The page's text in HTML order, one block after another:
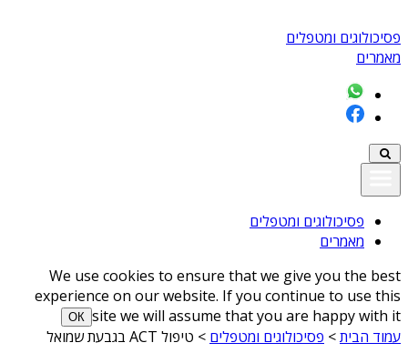
פסיכולוגים ומטפלים
מאמרים
פסיכולוגים ומטפלים
מאמרים
We use cookies to ensure that we give you the best
experience on our website. If you continue to use this
site we will assume that you are happy with it
ОК
עמוד הבית> פסיכולוגים ומטפלים > טיפול ACT בגבעת שמואל